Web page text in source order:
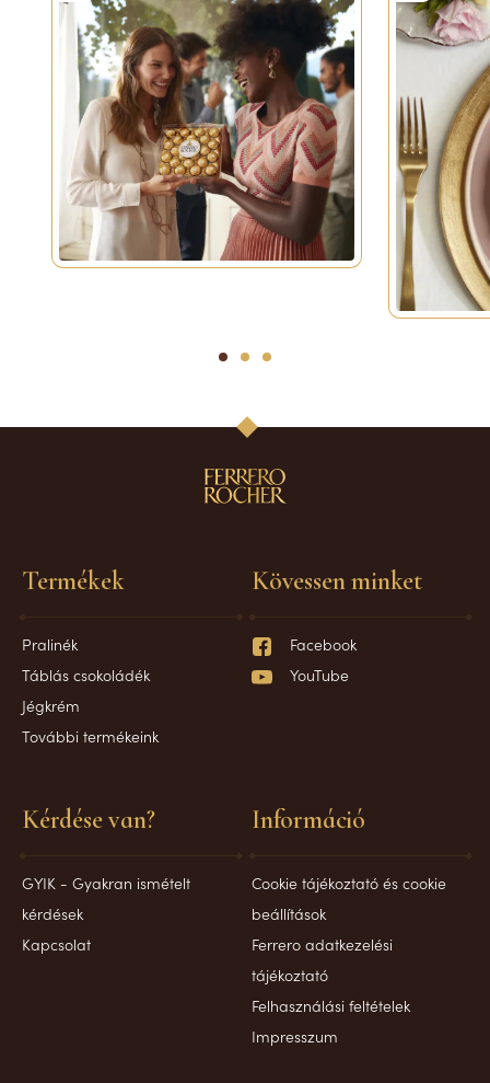
1 2 3
Termékek
Pralinék
Táblás csokoládék
Jégkrém
További termékeink
Kérdése van?
GYIK - Gyakran ismételt
kérdések
Kapcsolat
Információ
Cookie tájékoztató és cookie
beállítások
Ferrero adatkezelési
tájékoztató
Felhasználási feltételek
Impresszum
Kövessen minket
Facebook
YouTube